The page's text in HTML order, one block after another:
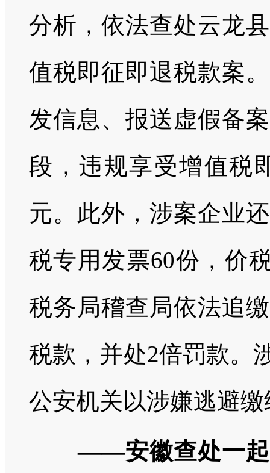
分析，依法查处云龙
值税即征即退税款案
发信息、报送虚假备
段，违规享受增值税
元。此外，涉案企业
税专用发票60份，价
税务局稽查局依法追
税款，并处2倍罚款。
公安机关以涉嫌逃避
——安徽查处一起